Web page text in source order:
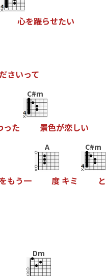
心を躍らせたい
ださいって
った
C#m
景色が恋しい
をもう一
A
度 キミ
C#m
と
Dm